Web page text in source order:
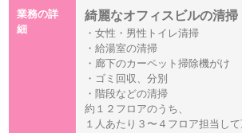
業務の詳
細
綺麗なオフィスビルの清掃
・女性・男性トイレ清掃
・給湯室の清掃
・廊下のカーペット掃除機がけ
・ゴミ回収、分別
・階段などの清掃
約１２フロアのうち、
１人あたり３〜４フロア担当して